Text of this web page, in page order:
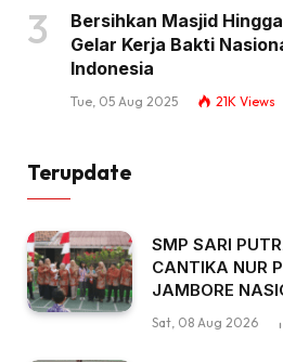
Bersihkan Masjid
Gelar Kerja Bakti
Indonesia
Tue, 05 Aug 2025 21K Views
Terupdate
SMP SARI
CANTIKA NUR
JAMBORE
Sat, 08 Aug 2026